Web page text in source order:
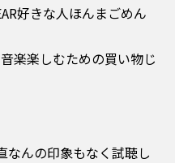
好きな人ほんまごめん
楽楽しむための買い物じ
なんの印象もなく試聴し